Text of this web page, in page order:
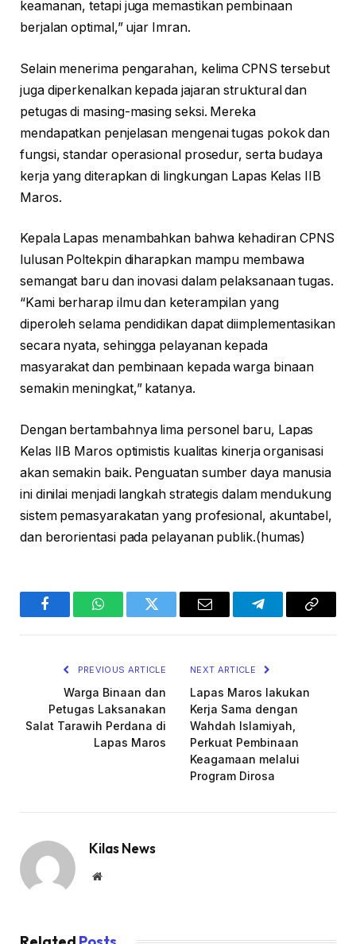
keamanan, tetapi juga memastikan pembinaan
berjalan optimal,” ujar Imran.
Selain menerima pengarahan, kelima CPNS tersebut
juga diperkenalkan kepada jajaran struktural dan
petugas di masing-masing seksi. Mereka
mendapatkan penjelasan mengenai tugas pokok dan
fungsi, standar operasional prosedur, serta budaya
kerja yang diterapkan di lingkungan Lapas Kelas IIB
Maros.
Kepala Lapas menambahkan bahwa kehadiran CPNS
lulusan Poltekpin diharapkan mampu membawa
semangat baru dan inovasi dalam pelaksanaan tugas.
“Kami berharap ilmu dan keterampilan yang
diperoleh selama pendidikan dapat diimplementasikan
secara nyata, sehingga pelayanan kepada
masyarakat dan pembinaan kepada warga binaan
semakin meningkat,” katanya.
Dengan bertambahnya lima personel baru, Lapas
Kelas IIB Maros optimistis kualitas kinerja organisasi
akan semakin baik. Penguatan sumber daya manusia
ini dinilai menjadi langkah strategis dalam mendukung
sistem pemasyarakatan yang profesional, akuntabel,
dan berorientasi pada pelayanan publik.(humas)
FacebookWhatsAppTwitter Email TelegramCopy
PREVIOUS ARTICLE
Warga Binaan dan
Petugas Laksanakan
Salat Tarawih Perdana di
Lapas Maros
NEXT ARTICLE
Lapas Maros lakukan
Kerja Sama dengan
Wahdah Islamiyah,
Perkuat Pembinaan
Keagamaan melalui
Program Dirosa
Kilas News
Website